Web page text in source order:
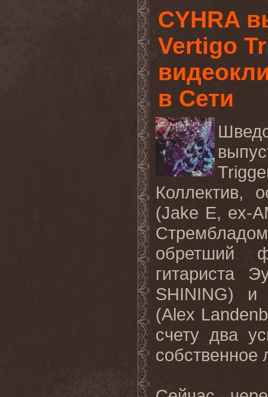
CYHRA
Vertigo
в Сети
Коллектив,
(Jake E, ex-
обретший
гитариста
SHINING) и
(Alex
счету два